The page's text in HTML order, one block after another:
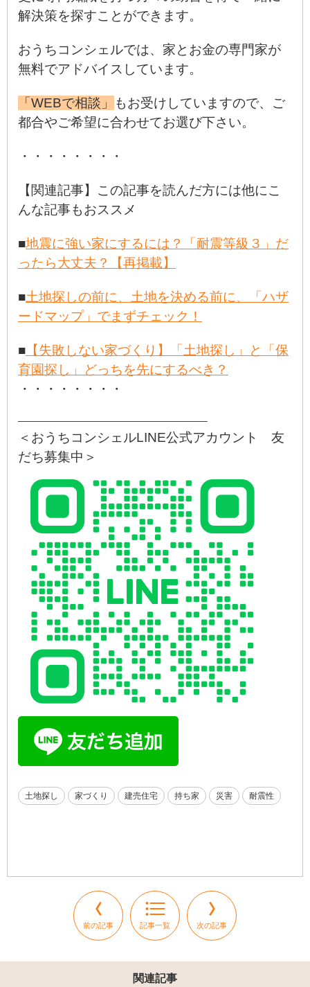
解決策を探すことができます。
おうちコンシェルでは、家とお金の専門家が
無料でアドバイスしています。
「WEBで相談」
もお受けしていますので、ご
都合やご希望に合わせてお選び下さい。
・・・・・・・・
【関連記事】この記事を読んだ方には他にこ
んな記事もおススメ
■地震に強い家にするには？「耐震等級３」だ
ったら大丈夫？【再掲載】
■土地探しの前に、土地を決める前に、「ハザ
ードマップ」でまずチェック！
■ 【失敗しない家づくり】「土地探し」と「保
育園探し」どっちを先にするべき？
・・・・・・・・
———————————————————–
＜おうちコンシェルLINE公式アカウント 友
だち募集中＞
土地探し 家づくり 建売住宅 持ち家 災害 耐震性
前の記事 記事一覧 次の記事
関連記事